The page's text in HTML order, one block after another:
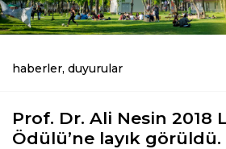
haberler, duyurular
Prof. Dr. Ali Nesin 2018
Ödülü’ne layık görüldü.